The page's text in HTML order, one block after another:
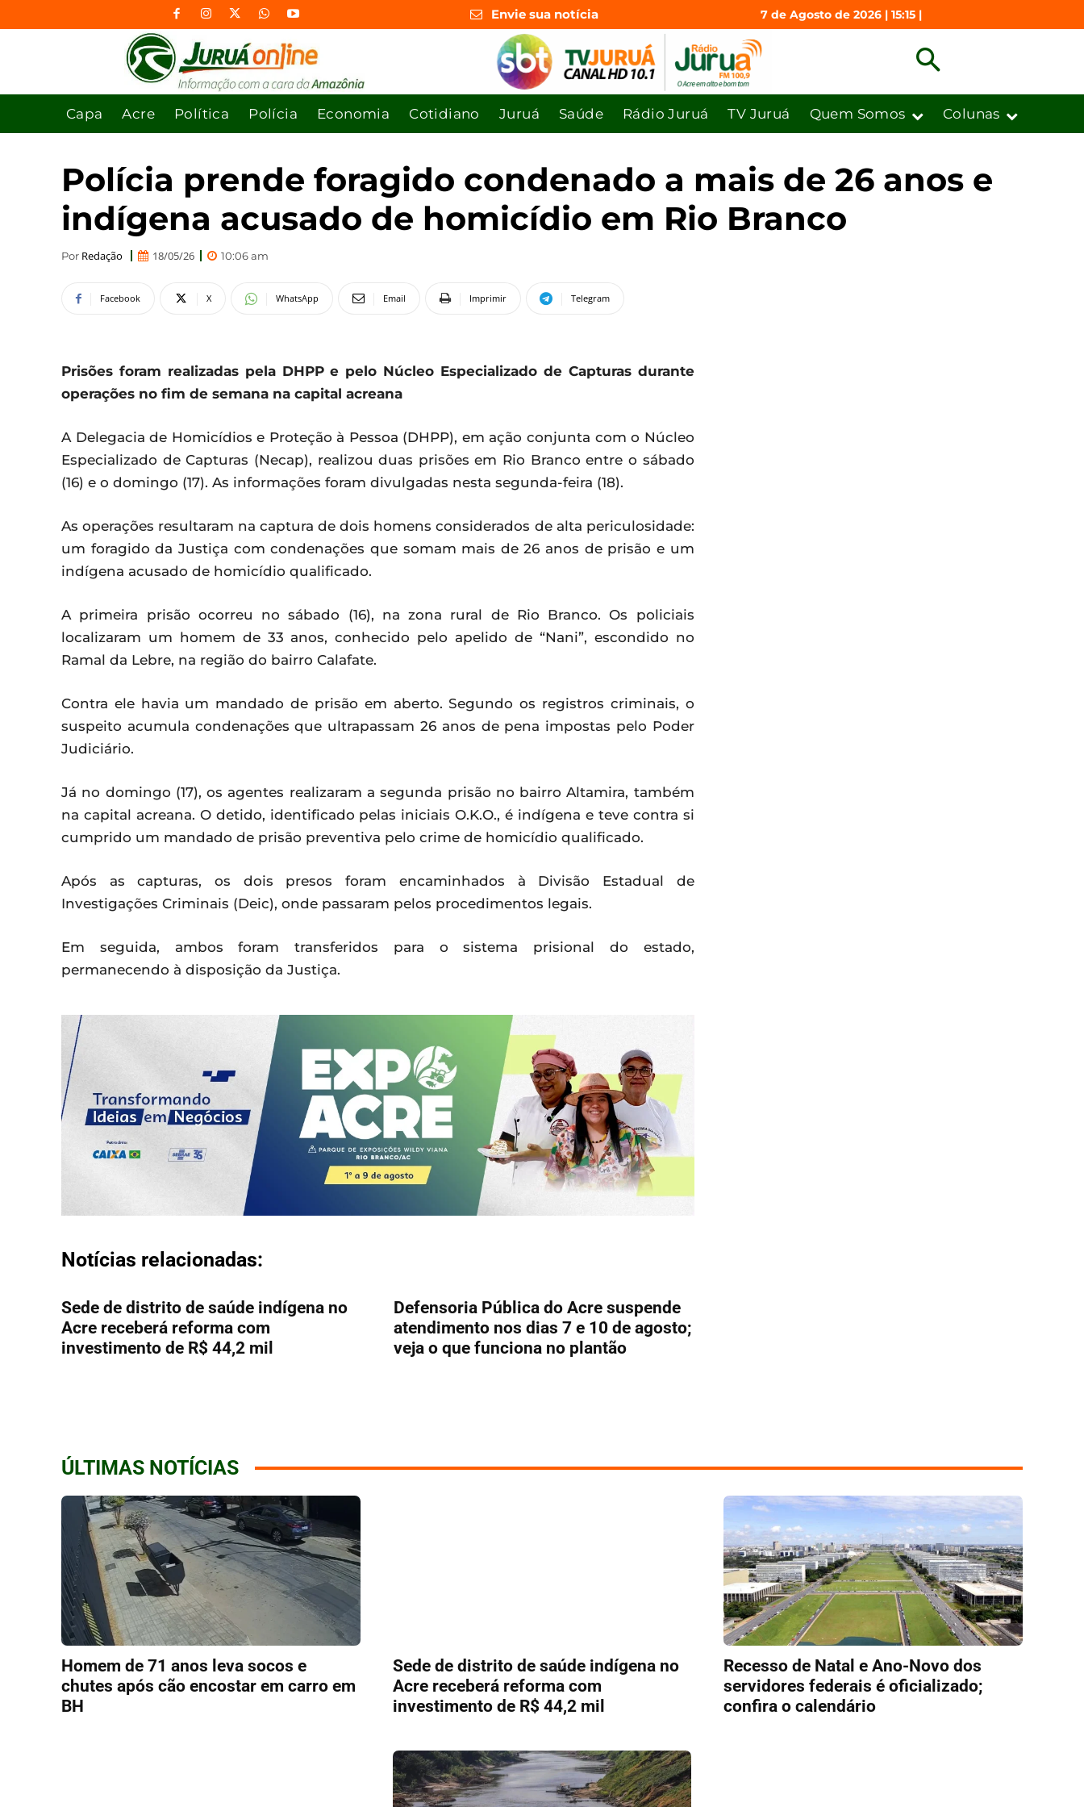
Envie sua notícia 7 de Agosto de 2026 | 15:15 |
Capa Acre Política Polícia Economia Cotidiano Juruá Saúde Rádio Juruá TV Juruá Quem Somos Colunas
Polícia prende foragido condenado a mais de 26 anos e
indígena acusado de homicídio em Rio Branco
Por Redação 18/05/26 10:06 am
Facebook X WhatsApp Email Imprimir Telegram
Prisões foram realizadas pela DHPP e pelo Núcleo Especializado de Capturas durante
operações no fim de semana na capital acreana
A Delegacia de Homicídios e Proteção à Pessoa (DHPP), em ação conjunta com o Núcleo
Especializado de Capturas (Necap), realizou duas prisões em Rio Branco entre o sábado
(16) e o domingo (17). As informações foram divulgadas nesta segunda-feira (18).
As operações resultaram na captura de dois homens considerados de alta periculosidade:
um foragido da Justiça com condenações que somam mais de 26 anos de prisão e um
indígena acusado de homicídio qualificado.
A primeira prisão ocorreu no sábado (16), na zona rural de Rio Branco. Os policiais
localizaram um homem de 33 anos, conhecido pelo apelido de “Nani”, escondido no
Ramal da Lebre, na região do bairro Calafate.
Contra ele havia um mandado de prisão em aberto. Segundo os registros criminais, o
suspeito acumula condenações que ultrapassam 26 anos de pena impostas pelo Poder
Judiciário.
Já no domingo (17), os agentes realizaram a segunda prisão no bairro Altamira, também
na capital acreana. O detido, identificado pelas iniciais O.K.O., é indígena e teve contra si
cumprido um mandado de prisão preventiva pelo crime de homicídio qualificado.
Após as capturas, os dois presos foram encaminhados à Divisão Estadual de
Investigações Criminais (Deic), onde passaram pelos procedimentos legais.
Em seguida, ambos foram transferidos para o sistema prisional do estado,
permanecendo à disposição da Justiça.
Notícias relacionadas:
Sede de distrito de saúde indígena no
Acre receberá reforma com
investimento de R$ 44,2 mil
Defensoria Pública do Acre suspende
atendimento nos dias 7 e 10 de agosto;
veja o que funciona no plantão
ÚLTIMAS NOTÍCIAS
Homem de 71 anos leva socos e
chutes após cão encostar em carro em
BH
Sede de distrito de saúde indígena no
Acre receberá reforma com
investimento de R$ 44,2 mil
Recesso de Natal e Ano-Novo dos
servidores federais é oficializado;
confira o calendário